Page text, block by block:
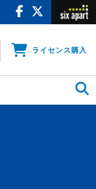
ライセンス購入